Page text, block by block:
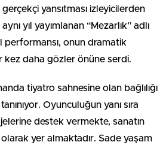
yansıtması izleyicilerden
yıl yayımlanan “Mezarlık” adlı
performansı, onun dramatik
kez daha gözler önüne serdi.
tiyatro sahnesine olan bağlılığı
Oyunculuğun yanı sıra
destek vermekte, sanatın
yer almaktadır. Sade yaşam